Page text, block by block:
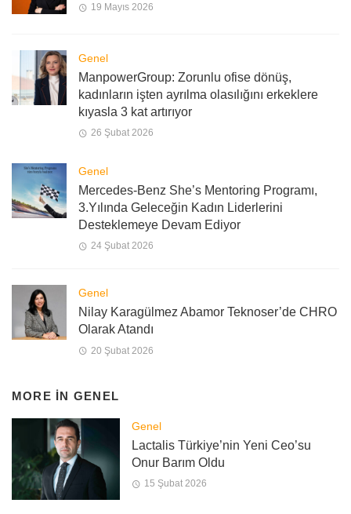
19 Mayıs 2026
Genel
ManpowerGroup: Zorunlu ofise dönüş,
kadınların işten ayrılma olasılığını erkeklere
kıyasla 3 kat artırıyor
26 Şubat 2026
Genel
Mercedes-Benz She’s Mentoring Programı,
3.Yılında Geleceğin Kadın Liderlerini
Desteklemeye Devam Ediyor
24 Şubat 2026
Genel
Nilay Karagülmez Abamor Teknoser’de CHRO
Olarak Atandı
20 Şubat 2026
MORE IN GENEL
Genel
Lactalis Türkiye’nin Yeni Ceo’su
Onur Barım Oldu
15 Şubat 2026